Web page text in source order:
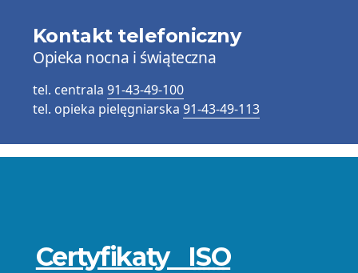
Kontakt telefoniczny
Opieka nocna i świąteczna
tel. centrala 91-43-49-100
tel. opieka pielęgniarska 91-43-49-113
Przydatne
Certyfikaty ISO